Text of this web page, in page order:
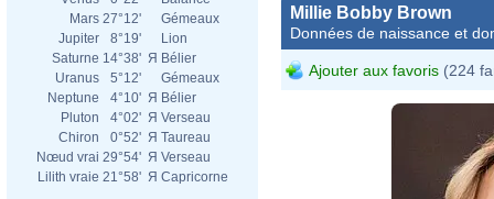
Mars 27°12'
Gémeaux
Jupiter
8°19'
Lion
Saturne 14°38' Я Bélier
Uranus
5°12'
Gémeaux
Neptune
4°10' Я Bélier
Pluton
4°02' Я Verseau
Chiron
0°52' Я Taureau
Nœud vrai 29°54' Я Verseau
Lilith vraie 21°58' Я Capricorne
Millie Bobby Brown
Données de naissance et
Ajouter aux favoris (224